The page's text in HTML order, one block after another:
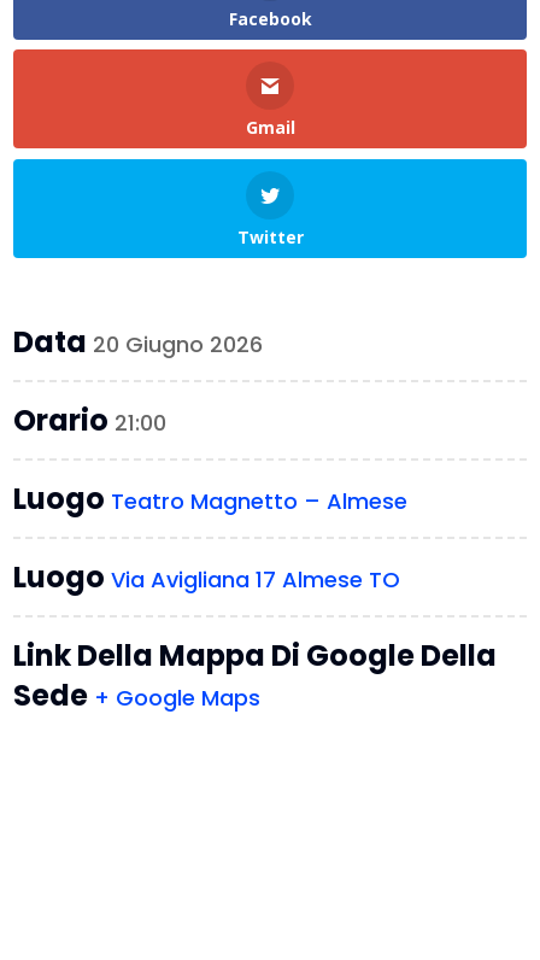
Facebook
Gmail
Twitter
Data 20 Giugno 2026
Orario 21:00
Luogo Teatro Magnetto – Almese
LuogoVia Avigliana 17 Almese TO
Link Della Mappa Di Google Della
Sede + Google Maps